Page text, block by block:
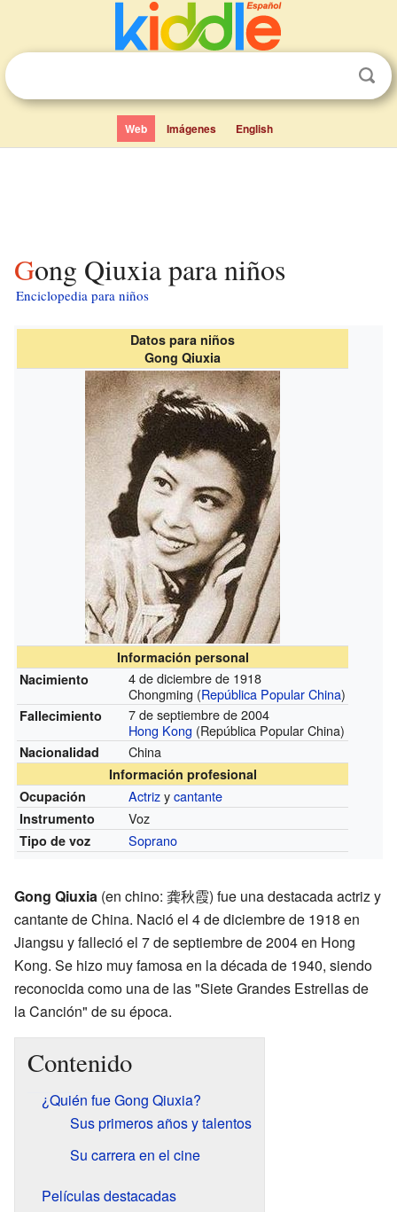
Web Imágenes English
Gong Qiuxia para niños
Enciclopedia para niños
Datos para niños
Gong Qiuxia
Información personal
Nacimiento
4 de diciembre de 1918
Chongming (República Popular China)
Fallecimiento
7 de septiembre de 2004
Hong Kong (República Popular China)
Nacionalidad China
Información profesional
Ocupación
Actrizycantante
Instrumento Voz
Tipo de voz Soprano
Gong Qiuxia (en chino: 龚秋霞) fue una destacada actriz y
cantante de China. Nació el 4 de diciembre de 1918 en
Jiangsu y falleció el 7 de septiembre de 2004 en Hong
Kong. Se hizo muy famosa en la década de 1940, siendo
reconocida como una de las "Siete Grandes Estrellas de
la Canción" de su época.
Contenido
¿Quién fue Gong Qiuxia?
Sus primeros años y talentos
Su carrera en el cine
Películas destacadas